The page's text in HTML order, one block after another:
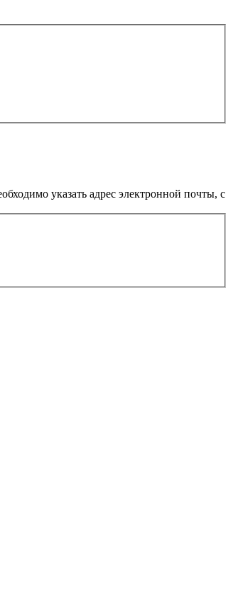
указать адрес электронной почты, с